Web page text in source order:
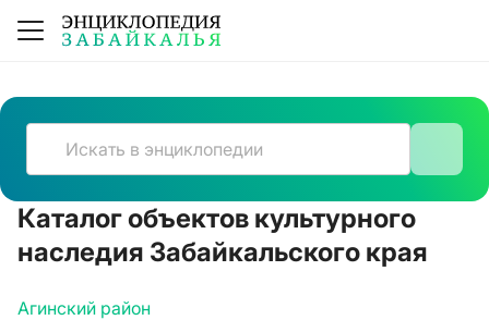
К сожалению, ничего не нашлось
Каталог объектов культурного
наследия Забайкальского края
Агинский район